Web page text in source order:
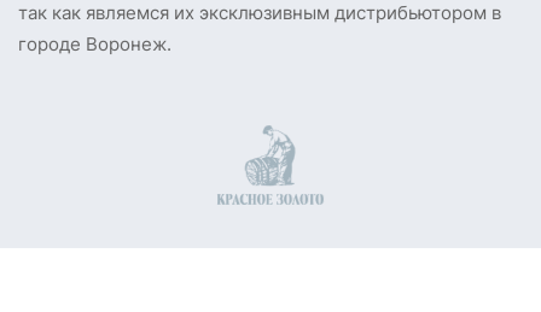
так как являемся их эксклюзивным дистрибьютором в
городе Воронеж.